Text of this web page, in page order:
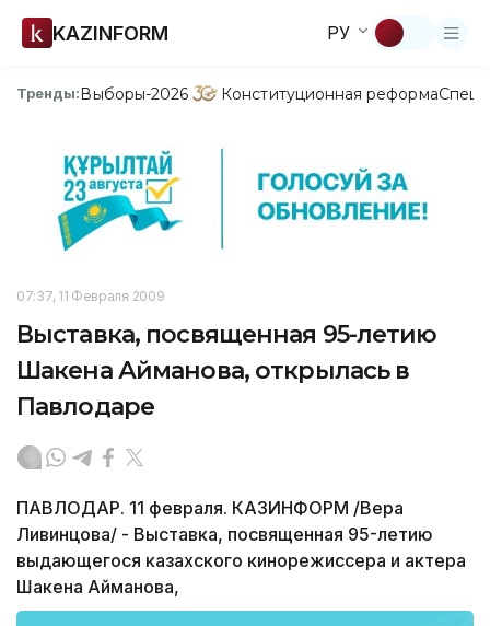
KAZINFORM РУ
Тренды:Выборы-2026 Конституционная реформа
07:37, 11 Февраля 2009
Выставка, посвященная 95-летию
Шакена Айманова, открылась в
Павлодаре
ПАВЛОДАР. 11 февраля. КАЗИНФОРМ /Вера
Ливинцова/ - Выставка, посвященная 95-летию
выдающегося казахского кинорежиссера и актера
Шакена Айманова,